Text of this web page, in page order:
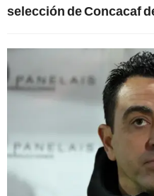
selección de Concacaf